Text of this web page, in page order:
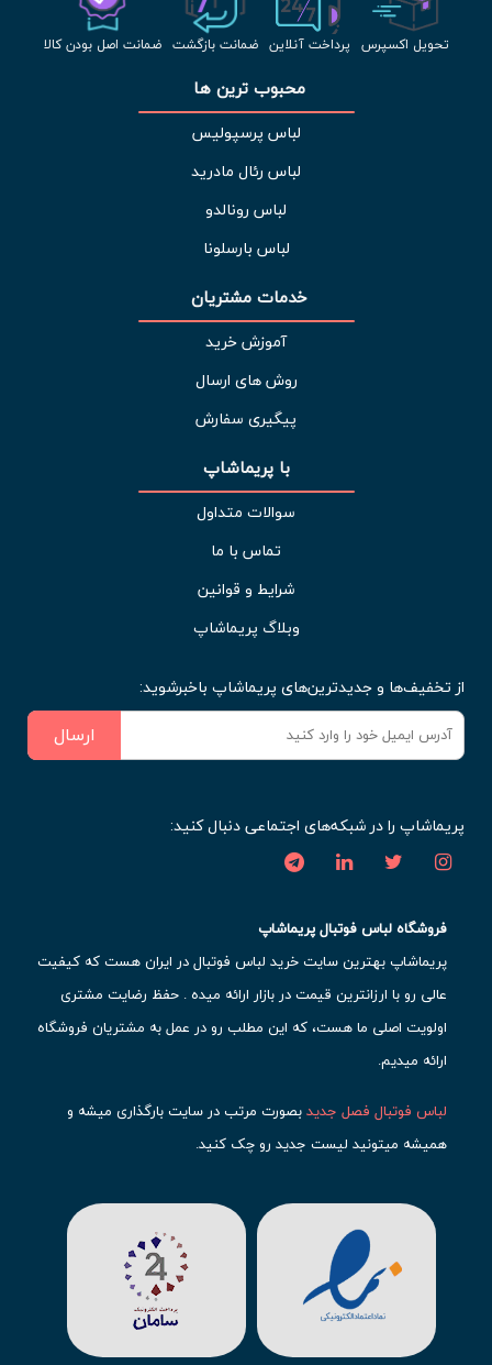
تحویل اکسپرس پرداخت آنلاین ضمانت بازگشت ضمانت اصل بودن کالا
محبوب ترین ها
لباس پرسپولیس
لباس رئال مادرید
لباس رونالدو
لباس بارسلونا
خدمات مشتریان
آموزش خرید
روش های ارسال
پیگیری سفارش
با پریماشاپ
سوالات متداول
تماس با ما
شرایط و قوانین
وبلاگ پریماشاپ
از تخفیف‌ها و جدیدترین‌های پریماشاپ باخبرشوید:
ارسال
پریماشاپ را در شبکه‌های اجتماعی دنبال کنید:
فروشگاه لباس فوتبال پریماشاپ
پریماشاپ بهترین سایت خرید لباس فوتبال در ایران هست که کیفیت
عالی رو با ارزانترین قیمت در بازار ارائه میده . حفظ رضایت مشتری
اولویت اصلی ما هست، که این مطلب رو در عمل به مشتریان فروشگاه
ارائه میدیم.
لباس فوتبال فصل جدیدبصورت مرتب در سایت بارگذاری میشه و
همیشه میتونید لیست جدید رو چک کنید.
حتما مشاهده کنید که قطعا برای تیم های مطرح دنیای فوتبال، تعداد
بیشتری محصول موجود میشه. این مورد شامل
لباس رئال مادرید
لباس اینتر میامی لباس منچستر سیتی
آث میلان میشه.